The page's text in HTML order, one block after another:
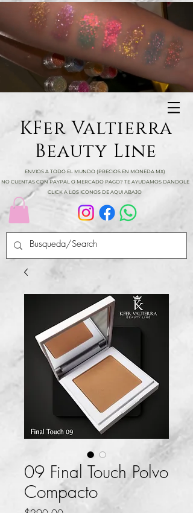
KFer Valtierra
Beauty Line
ENVIOS A TODO EL MUNDO (PRECIOS EN MONEDA MX)
NO CUENTAS CON PAYPAL O MERCADO PAGO? TE AYUDAMOS DANDOLE
CLICK A LOS ICONOS DE AQUI ABAJO
09 Final Touch Polvo
Compacto